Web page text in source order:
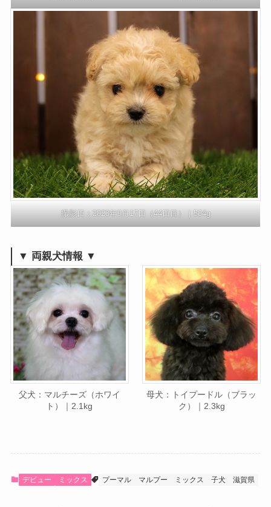
撮影日：2023年9月17日（44日目）｜504g
▼ 両親犬情報 ▼
父犬：マルチーズ（ホワイ
ト）｜2.1kg
母犬：トイプードル（ブラッ
ク）｜2.3kg
デビュー ミックス プーマル マルプー ミックス 子犬 滋賀県